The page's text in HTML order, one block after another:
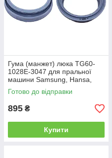
Гума (манжет) люка TG60-
1028E-3047 для пральної
машини Samsung, Hansa,
Toshiba, Amica, Midea,
Elenberg
Готово до відправки
895 ₴
Купити